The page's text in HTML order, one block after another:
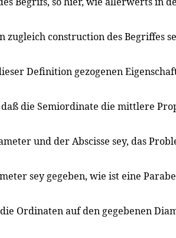
zugleich construction des Begriffes
Definition gezogenen
die Semiordinate die mittlere
und der Abscisse sey, das
sey gegeben, wie ist eine
Ordinaten auf den gegebenen